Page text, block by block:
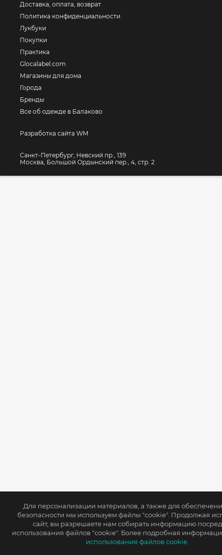
Для персонализации материалов, а также для
безопасности мы используем файлы "cookie". Продолжая
сайт, вы разрешаете нам собирать информацию
использования файлов "cookie". Более подробная
использования файлов cookie.
Доставка, оплата, возврат
Политика конфиденциальности
Лукбуки
Покупки
Практика
Glocalabel.com
Магазины для дома
Города
Бренды
Все об одежде в Балаково
Разработка сайта WM
Санкт-Петербург, Невский пр., 139
Москва, Большой Ордынский пер., 4, стр. 2